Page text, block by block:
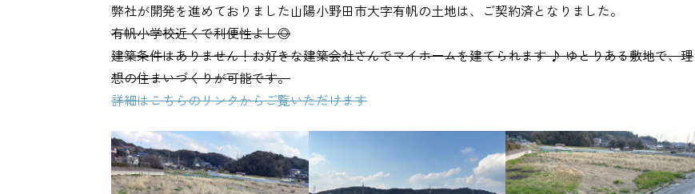
弊社が開発を進めておりました山陽小野田市大字有帆の土地は、ご契約済となりました。
有帆小学校近くで利便性よし◎
建築条件はありません！お好きな建築会社さんでマイホームを建てられます ♪ ゆとりある敷地で、理
想の住まいづくりが可能です。
詳細はこちらのリンクからご覧いただけます